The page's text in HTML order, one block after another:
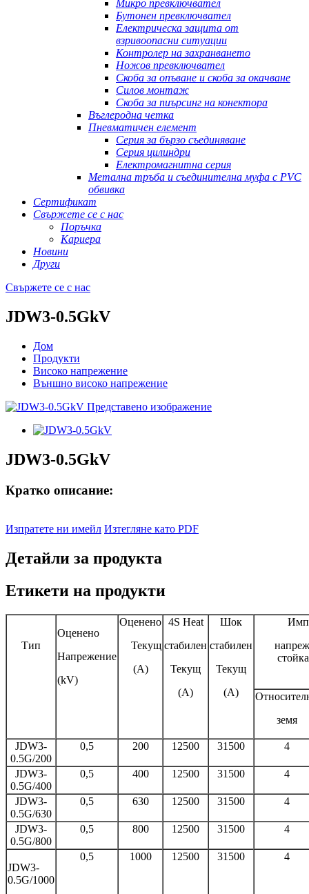
Микро превключвател
Бутонен превключвател
Електрическа защита от
взривоопасни ситуации
Контролер на захранването
Ножов превключвател
Скоба за опъване и скоба за окачване
Силов монтаж
Скоба за пиърсинг на конектора
Въглеродна четка
Пневматичен елемент
Серия за бързо съединяване
Серия цилиндри
Електромагнитна серия
Метална тръба и съединителна муфа с PVC
обвивка
Сертификат
Свържете се с нас
Поръчка
Кариера
Новини
Други
Свържете се с нас
JDW3-0.5GkV
Дом
Продукти
Високо напрежение
Външно високо напрежение
JDW3-0.5GkV
Кратко описание:
Изпратете ни имейл Изтегляне като PDF
Детайли за продукта
Етикети на продукти
Тип
Оценено
Напрежение
(kV)
Оценено
Текущ
(А)
4S Heat
стабилен
Текущ
(А)
Шок
стабилен
Текущ
(А)
земя
JDW3-
0.5G/200
0,5 200 12500 31500 4
JDW3-
0.5G/400
0,5 400 12500 31500 4
JDW3-
0.5G/630
0,5 630 12500 31500 4
JDW3-
0.5G/800
0,5 800 12500 31500 4
JDW3-
0.5G/1000
0,5 1000 12500 31500 4